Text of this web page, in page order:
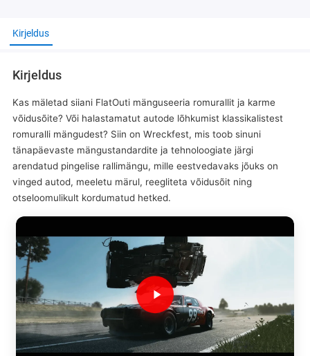
Kirjeldus
Kirjeldus
Kas mäletad siiani FlatOuti mänguseeria romurallit ja karme
võidusõite? Või halastamatut autode lõhkumist klassikalistest
romuralli mängudest? Siin on Wreckfest, mis toob sinuni
tänapäevaste mängustandardite ja tehnoloogiate järgi
arendatud pingelise rallimängu, mille eestvedavaks jõuks on
vinged autod, meeletu märul, reegliteta võidusõit ning
otseloomulikult kordumatud hetked.